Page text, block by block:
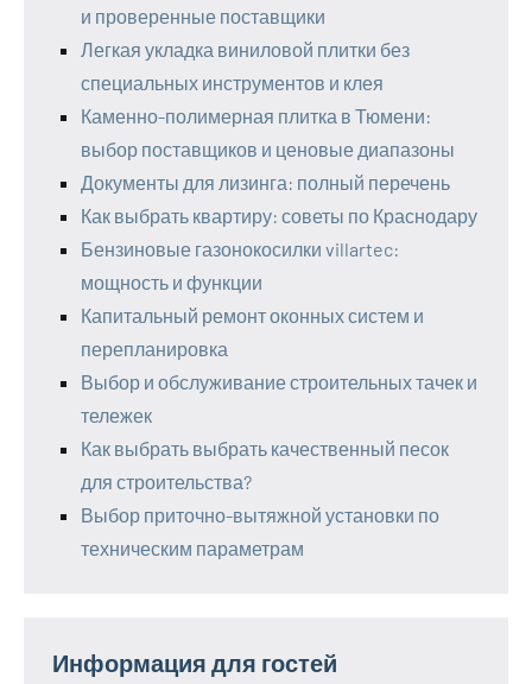
и проверенные поставщики
Легкая укладка виниловой плитки без
специальных инструментов и клея
Каменно-полимерная плитка в Тюмени:
выбор поставщиков и ценовые диапазоны
Документы для лизинга: полный перечень
Как выбрать квартиру: советы по Краснодару
Бензиновые газонокосилки villartec:
мощность и функции
Капитальный ремонт оконных систем и
перепланировка
Выбор и обслуживание строительных тачек и
тележек
Как выбрать выбрать качественный песок
для строительства?
Выбор приточно-вытяжной установки по
техническим параметрам
Информация для гостей